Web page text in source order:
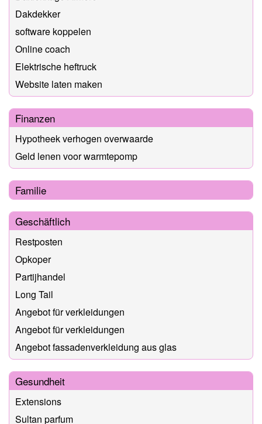
Dakdekker
software koppelen
Online coach
Elektrische heftruck
Website laten maken
Finanzen
Hypotheek verhogen overwaarde
Geld lenen voor warmtepomp
Familie
Geschäftlich
Restposten
Opkoper
Partijhandel
Long Tail
Angebot für verkleidungen
Angebot für verkleidungen
Angebot fassadenverkleidung aus glas
Gesundheit
Extensions
Sultan parfum